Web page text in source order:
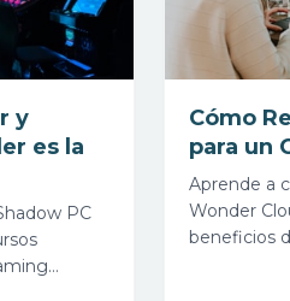
y
es la
PC
Cómo
para un
Aprende a
Wonder
beneficios